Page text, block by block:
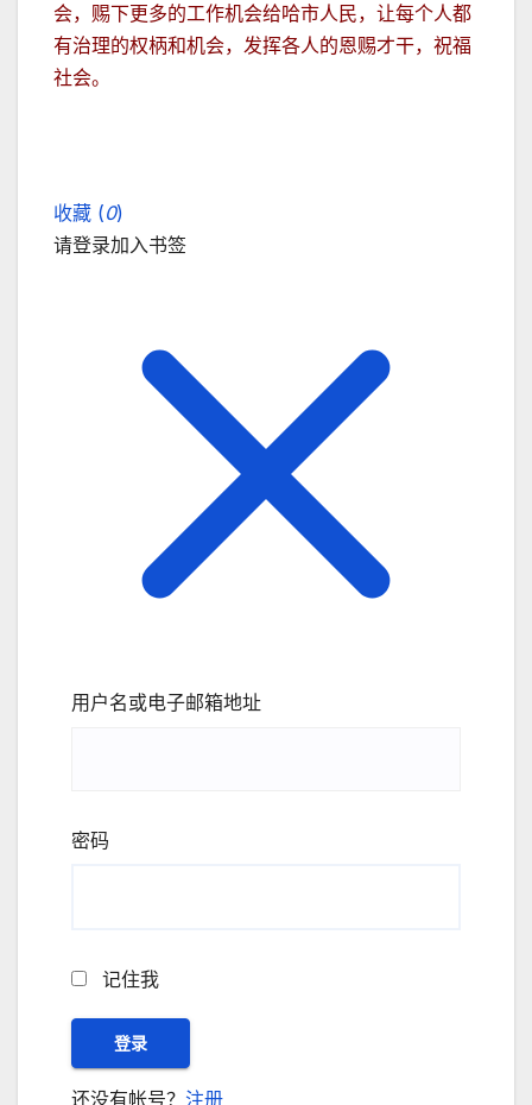
会，赐下更多的工作机会给哈市人民，让每个人都
有治理的权柄和机会，发挥各人的恩赐才干，祝福
社会。
收藏 (0)
请登录加入书签
用户名或电子邮箱地址
密码
记住我
还没有帐号？ 注册